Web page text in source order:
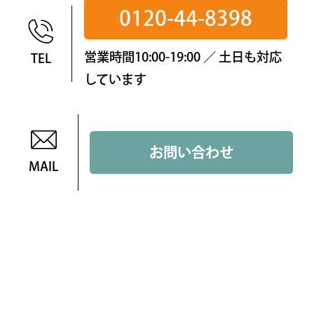
TEL
0120-44-8398
営業時間10:00-19:00 ／ 土日も対応
しています
MAIL
お問い合わせ